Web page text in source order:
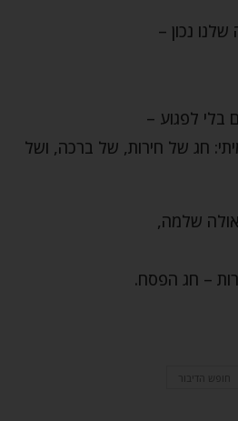
נכון –
בלי לפגוע –
חג של חירות, של ברכה, ושל
שלמה,
– חג הפסח.
חופש הדיבור